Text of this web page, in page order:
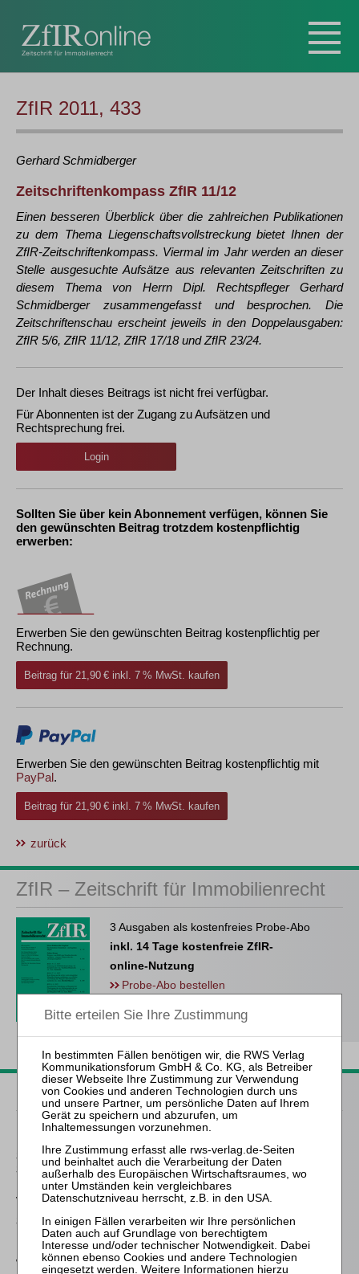
ZfIR 2011, 433
Gerhard Schmidberger
Zeitschriftenkompass ZfIR 11/12
Einen besseren Überblick über die zahlreichen Publikationen
zu dem Thema Liegenschaftsvollstreckung bietet Ihnen der
ZfIR-Zeitschriftenkompass. Viermal im Jahr werden an dieser
Stelle ausgesuchte Aufsätze aus relevanten Zeitschriften zu
diesem Thema von Herrn Dipl. Rechtspfleger Gerhard
Schmidberger zusammengefasst und besprochen. Die
Zeitschriftenschau erscheint jeweils in den Doppelausgaben:
ZfIR 5/6, ZfIR 11/12, ZfIR 17/18 und ZfIR 23/24.
Der Inhalt dieses Beitrags ist nicht frei verfügbar.
Für Abonnenten ist der Zugang zu Aufsätzen und
Rechtsprechung frei.
Login
Sollten Sie über kein Abonnement verfügen, können Sie
den gewünschten Beitrag trotzdem kostenpflichtig
erwerben:
Erwerben Sie den gewünschten Beitrag kostenpflichtig per
Rechnung.
Beitrag für 21,90 € inkl. 7 % MwSt. kaufen
Erwerben Sie den gewünschten Beitrag kostenpflichtig mit
PayPal.
Beitrag für 21,90 € inkl. 7 % MwSt. kaufen
zurück
ZfIR – Zeitschrift für Immobilienrecht
3 Ausgaben als kostenfreies Probe-Abo
inkl. 14 Tage kostenfreie ZfIR-
online-Nutzung
Probe-Abo bestellen
Passende Bücher
Frege / Riedel
Schlussbericht und
Schlussrechnung
von Wilmowsky
Schneeballsysteme der
Kapitalanlage
Westermann